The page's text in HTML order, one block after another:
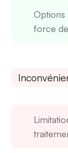
Options
force